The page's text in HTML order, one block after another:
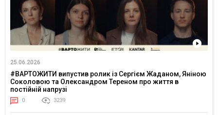
25.06.2026
#ВАРТОЖИТИ випустив ролик із Сергієм Жаданом, Яніною
Соколовою та Олександром Тереном про життя в
постійній напрузі
0 3239